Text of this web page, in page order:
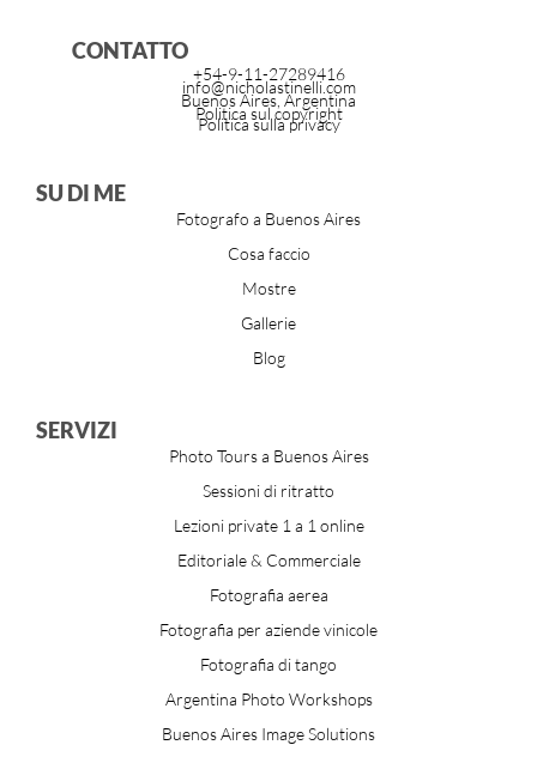
SU DI ME
Fotografo a Buenos Aires
Cosa faccio
Mostre
Gallerie
Blog
CONTATTO
+54-9-11-27289416
info@nicholastinelli.com
Buenos Aires, Argentina
Politica sul copyright
Politica sulla privacy
SERVIZI
Photo Tours a Buenos Aires
Sessioni di ritratto
Lezioni private 1 a 1 online
Editoriale & Commerciale
Fotografia aerea
Fotografia per aziende vinicole
Fotografia di tango
Argentina Photo Workshops
Buenos Aires Image Solutions